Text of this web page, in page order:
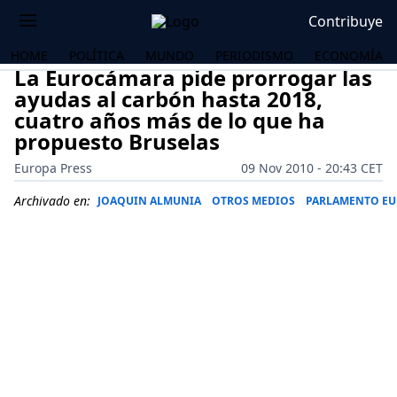
Contribuye
HOME POLÍTICA MUNDO PERIODISMO ECONOMÍA
La Eurocámara pide prorrogar las
ayudas al carbón hasta 2018,
cuatro años más de lo que ha
propuesto Bruselas
Europa Press
09 Nov 2010 - 20:43 CET
Archivado en: JOAQUIN ALMUNIA OTROS MEDIOS PARLAMENTO